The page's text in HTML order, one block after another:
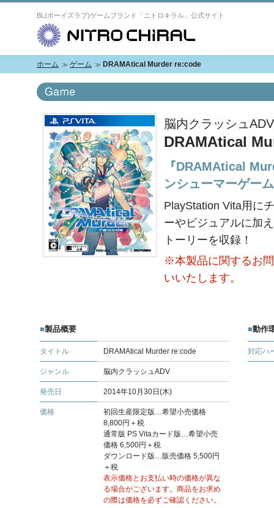
BL(ボーイズラブ)ゲームブランド「ニトロキラル」公式サイト
ホーム ゲーム DRAMAtical Murder re:code
脳内クラッシュADV
DRAMAtical
『DRAMAtical
ンシューマーゲー
PlayStation Vita用に
ーやビジュアルに加
トーリーを収録！
※本製品に関するお
いいたします。
製品概要
タイトル DRAMAtical Murder re:code
ジャンル 脳内クラッシュADV
発売日 2014年10月30日(木)
価格
初回生産限定版…希望小売価格
8,800円＋税
通常版 PS Vitaカード版…希望小売
価格 6,500円＋税
ダウンロード版…販売価格 5,500円
＋税
表示価格とお支払い時の価格が異な
る場合がございます。商品をお求め
の際は価格を必ずご確認ください。
動作
対応ハ